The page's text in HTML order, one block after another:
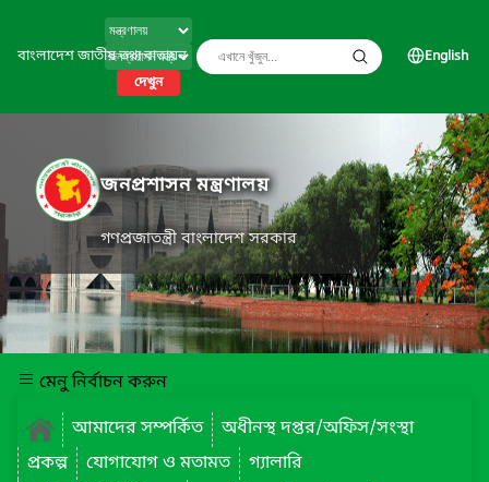
বাংলাদেশ জাতীয় তথ্য বাতায়ন
দেখুন
English
জনপ্রশাসন মন্ত্রণালয়
গণপ্রজাতন্ত্রী বাংলাদেশ সরকার
মেনু নির্বাচন করুন
আমাদের সম্পর্কিত
অধীনস্থ দপ্তর/অফিস/সংস্থা
প্রকল্প
যোগাযোগ ও মতামত
গ্যালারি